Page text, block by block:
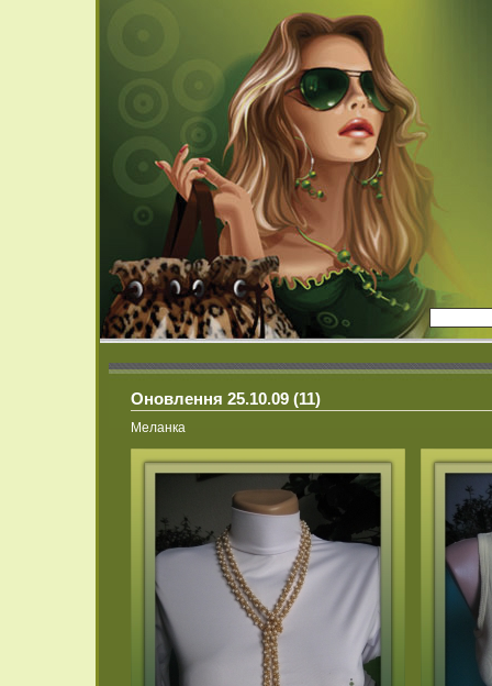
Оновлення 25.10.09 (11)
Меланка